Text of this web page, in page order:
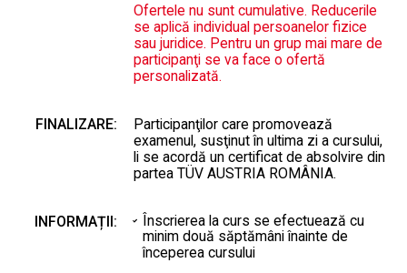
Ofertele nu sunt cumulative. Reducerile
se aplică individual persoanelor fizice
sau juridice. Pentru un grup mai mare de
participanţi se va face o ofertă
personalizată.
FINALIZARE:
Participanţilor care promovează
examenul, susţinut în ultima zi a cursului,
li se acordă un certificat de absolvire din
partea TÜV AUSTRIA ROMÂNIA.
INFORMAȚII:
Înscrierea la curs se efectuează cu
minim două săptămâni înainte de
începerea cursului